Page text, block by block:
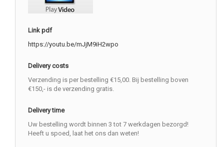
Link pdf
https://youtu.be/mJjM9iH2wpo
Delivery costs
Verzending is per bestelling €15,00. Bij bestelling boven
€150,- is de verzending gratis.
Delivery time
Uw bestelling wordt binnen 3 tot 7 werkdagen bezorgd!
Heeft u spoed, laat het ons dan weten!